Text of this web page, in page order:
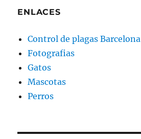
ENLACES
Control de plagas Barcelona
Fotografias
Gatos
Mascotas
Perros